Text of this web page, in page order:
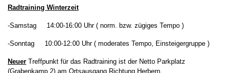
Radtraining Winterzeit
-Samstag 14:00-16:00 Uhr ( norm. bzw. zügiges Tempo )
-Sonntag 10:00-12:00 Uhr ( moderates Tempo, Einsteigergruppe )
Neuer Treffpunkt für das Radtraining ist der Netto Parkplatz
(Grabenkamp 2) am Ortsausgang Richtung Herbern.